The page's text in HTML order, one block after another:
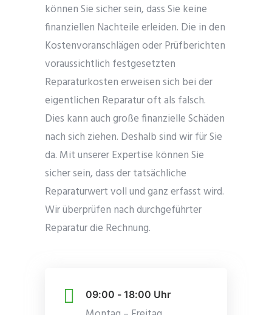
können Sie sicher sein, dass Sie keine
finanziellen Nachteile erleiden. Die in den
Kostenvoranschlägen oder Prüfberichten
voraussichtlich festgesetzten
Reparaturkosten erweisen sich bei der
eigentlichen Reparatur oft als falsch.
Dies kann auch große finanzielle Schäden
nach sich ziehen. Deshalb sind wir für Sie
da. Mit unserer Expertise können Sie
sicher sein, dass der tatsächliche
Reparaturwert voll und ganz erfasst wird.
Wir überprüfen nach durchgeführter
Reparatur die Rechnung.
09:00 - 18:00 Uhr